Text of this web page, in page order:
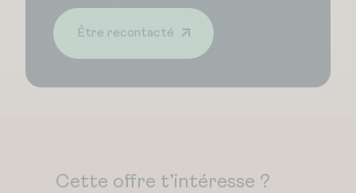
Être recontacté
Cette offre t’intéresse ?